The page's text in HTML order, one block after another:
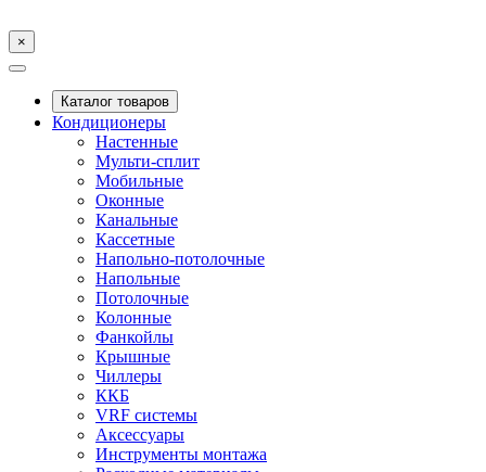
×
Каталог товаров
Кондиционеры
Настенные
Мульти-сплит
Мобильные
Оконные
Канальные
Кассетные
Напольно-потолочные
Напольные
Потолочные
Колонные
Фанкойлы
Крышные
Чиллеры
ККБ
VRF системы
Аксессуары
Инструменты монтажа